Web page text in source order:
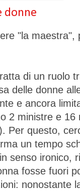
donne
"la
di un ruolo
delle donne
e ancora
2 ministre e
Per questo,
un tempo
senso ironico,
fosse fuori
nonostante